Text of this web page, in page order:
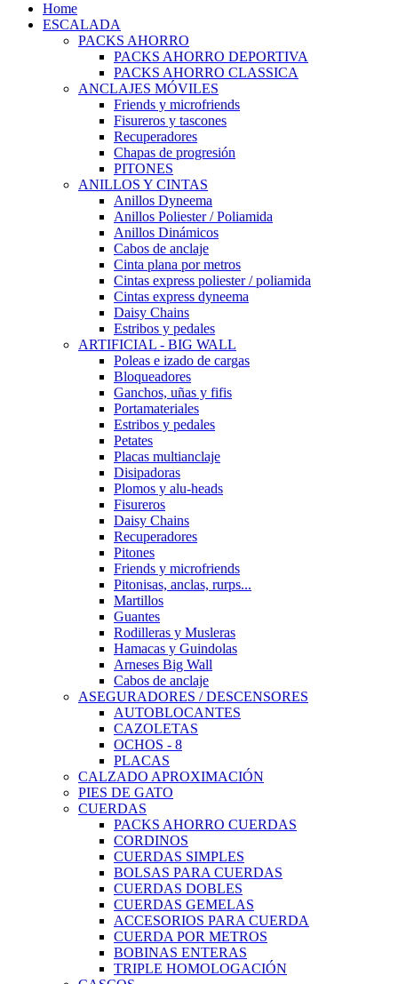
Home
ESCALADA
PACKS AHORRO
PACKS AHORRO DEPORTIVA
PACKS AHORRO CLASSICA
ANCLAJES MÓVILES
Friends y microfriends
Fisureros y tascones
Recuperadores
Chapas de progresión
PITONES
ANILLOS Y CINTAS
Anillos Dyneema
Anillos Poliester / Poliamida
Anillos Dinámicos
Cabos de anclaje
Cinta plana por metros
Cintas express poliester / poliamida
Cintas express dyneema
Daisy Chains
Estribos y pedales
ARTIFICIAL - BIG WALL
Poleas e izado de cargas
Bloqueadores
Ganchos, uñas y fifis
Portamateriales
Estribos y pedales
Petates
Placas multianclaje
Disipadoras
Plomos y alu-heads
Fisureros
Daisy Chains
Recuperadores
Pitones
Friends y microfriends
Pitonisas, anclas, rurps...
Martillos
Guantes
Rodilleras y Musleras
Hamacas y Guindolas
Arneses Big Wall
Cabos de anclaje
ASEGURADORES / DESCENSORES
AUTOBLOCANTES
CAZOLETAS
OCHOS - 8
PLACAS
CALZADO APROXIMACIÓN
PIES DE GATO
CUERDAS
PACKS AHORRO CUERDAS
CORDINOS
CUERDAS SIMPLES
BOLSAS PARA CUERDAS
CUERDAS DOBLES
CUERDAS GEMELAS
ACCESORIOS PARA CUERDA
CUERDA POR METROS
BOBINAS ENTERAS
TRIPLE HOMOLOGACIÓN